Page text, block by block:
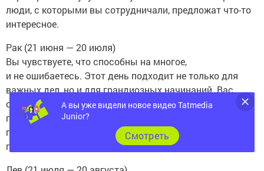
люди, с которыми вы сотрудничали, предложат что-то
интересное.
Рак (21 июня — 20 июля)
Вы чувствуете, что способны на многое,
и не ошибаетесь. Этот день подходит не только для
важных дел, но и для грандиозных начинаний. Вас
обязательно поддержат, причем подставить плечо
поспешат многие. В деловых отношениях могут
прозвучать романтические нотки. Если готовы что-то
поменять в личной жизни, дерзайте.
А вы уже видели новое видео Tatmedia
Junior?
Cмотреть